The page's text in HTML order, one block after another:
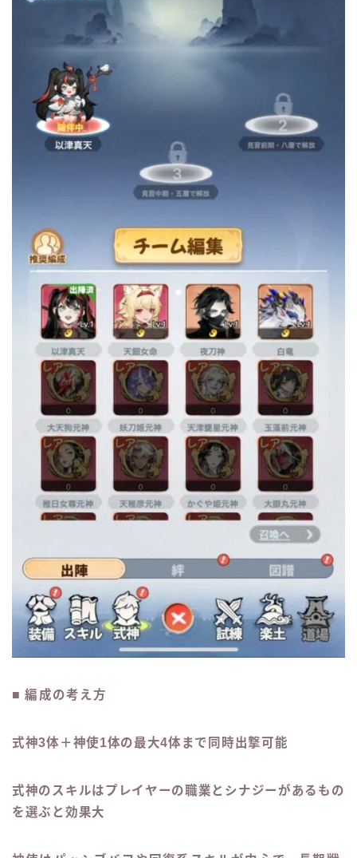
■ 編成の考え方
式神3体＋神使1体の最大4体まで同時出撃可能
式神のスキルはプレイヤーの職業とシナジーがあるもの
を選ぶと効果大